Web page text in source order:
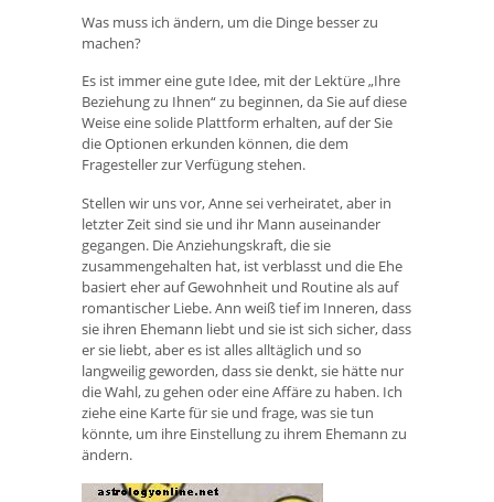
Was muss ich ändern, um die Dinge besser zu
machen?
Es ist immer eine gute Idee, mit der Lektüre „Ihre
Beziehung zu Ihnen“ zu beginnen, da Sie auf diese
Weise eine solide Plattform erhalten, auf der Sie
die Optionen erkunden können, die dem
Fragesteller zur Verfügung stehen.
Stellen wir uns vor, Anne sei verheiratet, aber in
letzter Zeit sind sie und ihr Mann auseinander
gegangen. Die Anziehungskraft, die sie
zusammengehalten hat, ist verblasst und die Ehe
basiert eher auf Gewohnheit und Routine als auf
romantischer Liebe. Ann weiß tief im Inneren, dass
sie ihren Ehemann liebt und sie ist sich sicher, dass
er sie liebt, aber es ist alles alltäglich und so
langweilig geworden, dass sie denkt, sie hätte nur
die Wahl, zu gehen oder eine Affäre zu haben. Ich
ziehe eine Karte für sie und frage, was sie tun
könnte, um ihre Einstellung zu ihrem Ehemann zu
ändern.